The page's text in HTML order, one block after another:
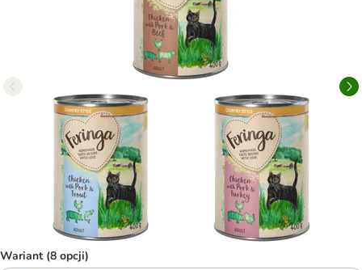
Wariant (8 opcji)